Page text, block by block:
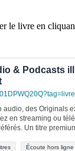
le livre en
& Podcasts
audio, des Originals
en streaming ou
Un titre
Écoute hors ligne